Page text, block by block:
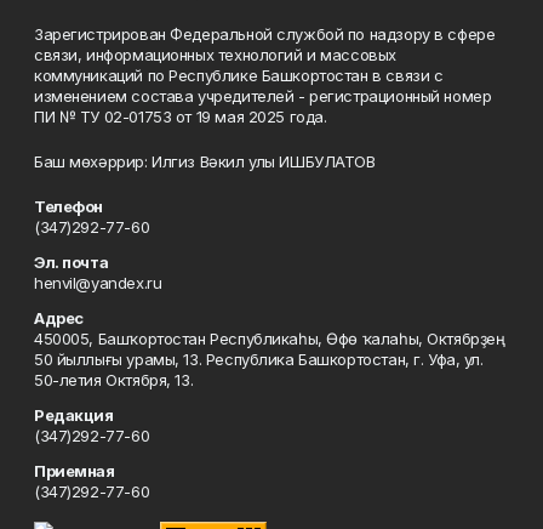
Зарегистрирован Федеральной службой по надзору в сфере
связи, информационных технологий и массовых
коммуникаций по Республике Башкортостан в связи с
изменением состава учредителей - регистрационный номер
ПИ № ТУ 02-01753 от 19 мая 2025 года.
Баш мөхәррир: Илгиз Вәкил улы ИШБУЛАТОВ
Телефон
(347)292-77-60
Эл. почта
henvil@yandex.ru
Адрес
450005, Башҡортостан Республикаһы, Өфө ҡалаһы, Октябрҙең
50 йыллығы урамы, 13. Республика Башкортостан, г. Уфа, ул.
50-летия Октября, 13.
Редакция
(347)292-77-60
Приемная
(347)292-77-60